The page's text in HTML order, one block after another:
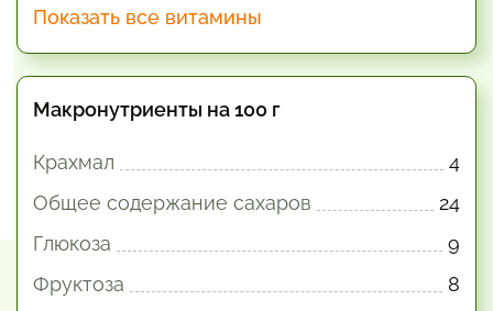
Показать все витамины
Макронутриенты на 100 г
Крахмал
4
Общее содержание сахаров
24
Глюкоза
9
Фруктоза
8